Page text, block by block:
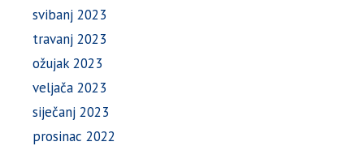
svibanj 2023
travanj 2023
ožujak 2023
veljača 2023
siječanj 2023
prosinac 2022